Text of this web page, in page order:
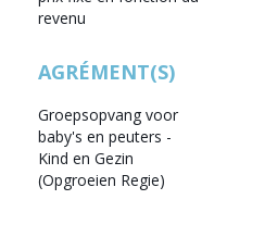
revenu
AGRÉMENT(S)
Groepsopvang voor
baby's en peuters -
Kind en Gezin
(Opgroeien Regie)